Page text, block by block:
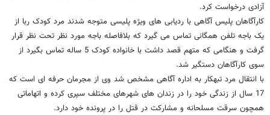
آزادی درخواست کرد.
کارآگاهان پلیس آگاهی با ردیابی های ویژه پلیسی متوجه شدند مرد کودک ربا از
یک باجه تلفن همگانی تماس می گیرد که بلافاصله باجه مورد نظر تحت نظر قرار
گرفت و هنگامی که متهم قصد داشت با خانواده کودک 5 ساله تماس بگیرد از
سوی کارآگاهان دستگیر شد.
با انتقال مرد تبهکار به اداره آگاهی مشخص شد وی از مجرمان حرفه ای است که
17 سال از زندگی خود را در زندان های شهرهای مختلف سپری کرده و اتهاماتی
همچون سرقت مسلحانه و مشارکت در قتل را در پرونده خود دارد.